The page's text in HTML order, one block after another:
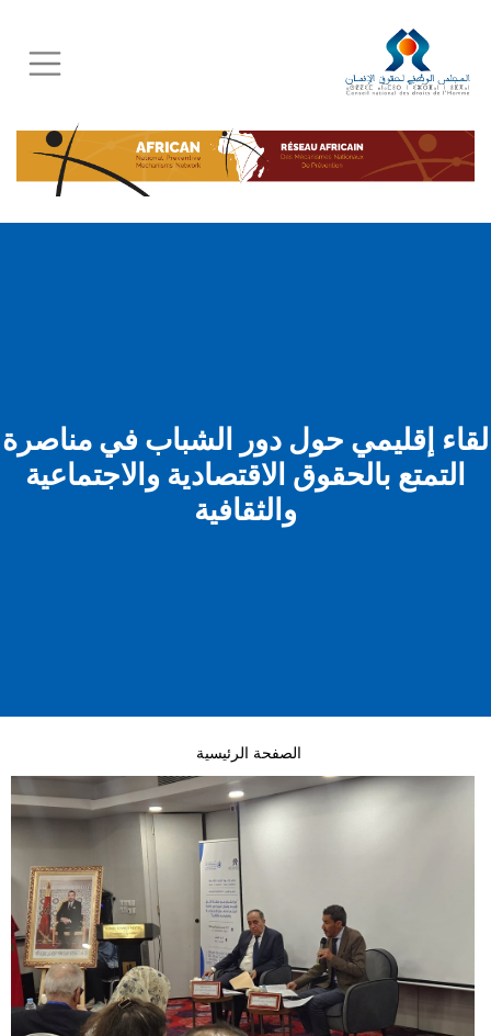
Skip
to
main
content
لقاء إقليمي حول دور الشباب في مناصرة
التمتع بالحقوق الاقتصادية والاجتماعية
والثقافية
الصفحة الرئيسية